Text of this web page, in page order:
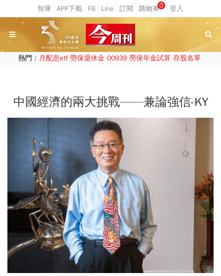
0
熱門： 月配息etf 勞保退休金 00939 勞保年金試算 存股名單
中國經濟的兩大挑戰——兼論強信-KY